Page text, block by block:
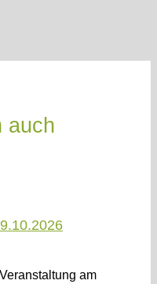
auch
am